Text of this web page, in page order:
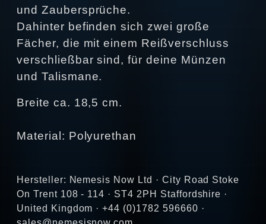
und Zaubersprüche.
Dahinter befinden sich zwei große
Fächer, die mit einem Reißverschluss
verschließbar sind, für deine Münzen
und Talismane.
Breite ca. 18,5 cm.
Material: Polyurethan
Hersteller: Nemesis Now Ltd · City Road Stoke
On Trent 108 - 114 · ST4 2PH Staffordshire ·
United Kingdom · +44 (0)1782 596660 ·